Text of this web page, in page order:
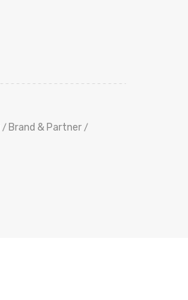
/ Brand & Partner /